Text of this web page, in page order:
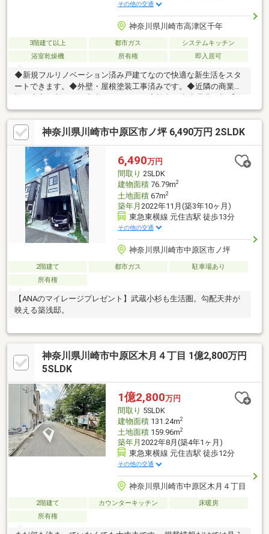
その他の交通
神奈川県川崎市高津区千年
3階建て以上 都市ガス
システムキッチン
浴室乾燥機
所有権 即入居可
◆新規フルリノベーション済み戸建てなので快適な新生活をスタ
ートできます。◆外壁・屋根塗装工事済みです。◆近隣の商業施
件概要】の【諸費用】欄をご覧ください！◆現地のご案内・各種
ご相談◆直前でも構いませんので、お気軽にご連絡ください。◆
住宅ローン無料相談◆「いくらまでの借入額が安全なのか」等、
お気軽にご相談ください。多数の金融機関から、最適なご提案を
させていただきます。
神奈川県川崎市中原区市ノ坪 6,490万円 2SLDK
6,490万円
間取り 2SLDK
建物面積76.79m2
土地面積67m2
築年月 2022年11月(築3年10ヶ月)
東急東横線 元住吉駅 徒歩13分
その他の交通
神奈川県川崎市中原区市ノ坪
2階建て 都市ガス
駐車場あり
所有権
【ANAのマイレージプレゼント】武蔵小杉も生活圏。勾配天井が
映える築浅邸。
神奈川県川崎市中原区木月４丁目 1億2,800万円
5SLDK
1億2,800万円
間取り 5SLDK
建物面積131.24m2
土地面積159.96m2
築年月 2022年8月(築4年1ヶ月)
東急東横線 元住吉駅 徒歩12分
その他の交通
神奈川県川崎市中原区木月４丁目
2階建て カウンターキッチン
床暖房
所有権